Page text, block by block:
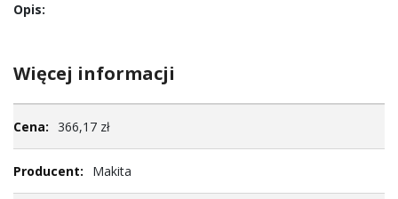
Opis:
Więcej informacji
informacji366,17 zł
Makita